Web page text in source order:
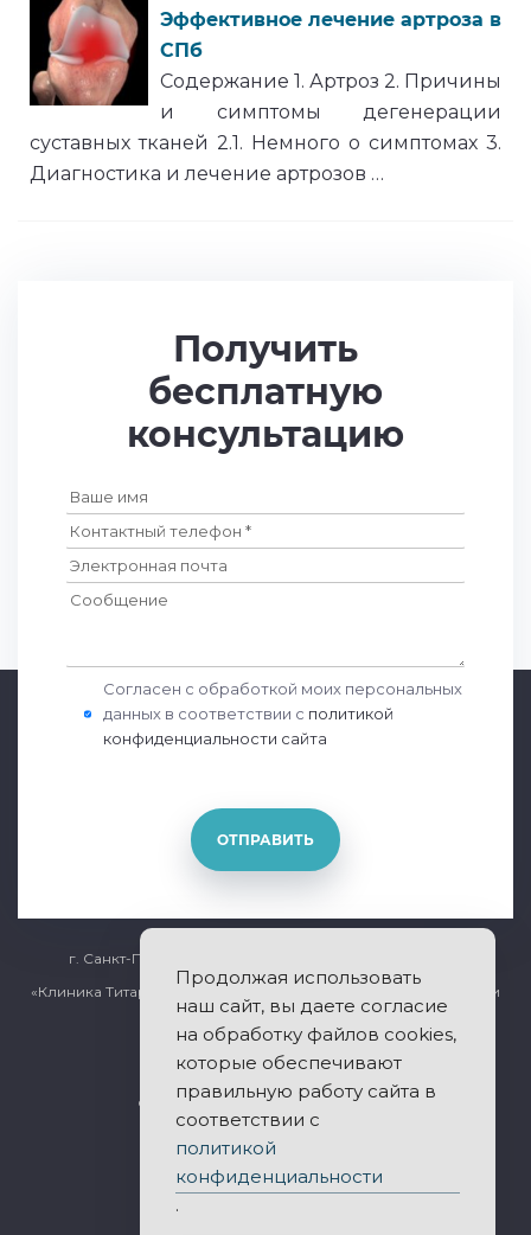
Эффективное лечение артроза в
СПб
Содержание 1. Артроз 2. Причины
и симптомы дегенерации
суставных тканей 2.1. Немного о симптомах 3.
Диагностика и лечение артрозов …
Получить
бесплатную
консультацию
Согласен с обработкой моих персональных
данных в соответствии с политикой
конфиденциальности сайта
ОТПРАВИТЬ
г. Санкт-Петербург, Общественный переулок дом 5
«Клиника Титарчука» - лечение заболеваний позвоночника и
суставов.
© 2011-2026 Все права защищены.
Публичная оферта
Политика конфиденциальности
Продолжая использовать
наш сайт, вы даете согласие
на обработку файлов cookies,
которые обеспечивают
правильную работу сайта в
соответствии с
политикой
конфиденциальности
.